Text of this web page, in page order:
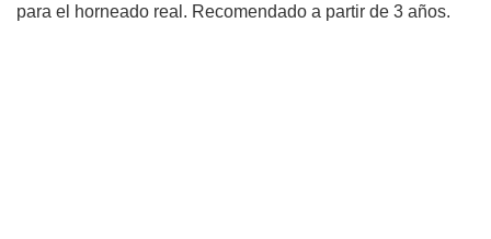
para el horneado real. Recomendado a partir de 3 años.